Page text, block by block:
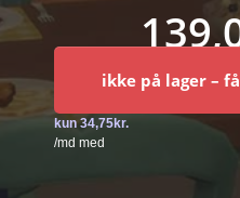
ikke på lager –